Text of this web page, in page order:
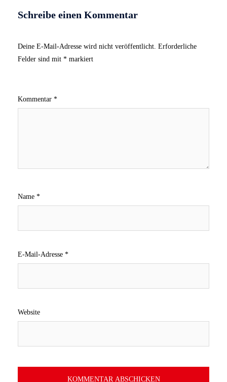
Schreibe einen Kommentar
Deine E-Mail-Adresse wird nicht veröffentlicht. Erforderliche
Felder sind mit * markiert
Kommentar *
Name *
E-Mail-Adresse *
Website